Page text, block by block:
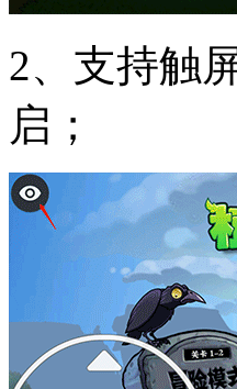
2、支持触
启；